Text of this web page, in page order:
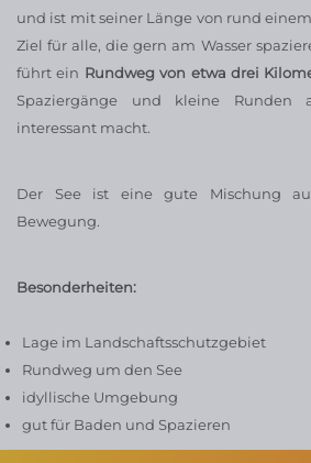
und ist mit seiner Länge von rund
Ziel für alle, die gern am Wasser
führt ein Rundweg von etwa drei
Spaziergänge und kleine
interessant macht.
Der See ist eine gute Mischung
Bewegung.
Besonderheiten:
Lage im Landschaftsschutzgebiet
Rundweg um den See
idyllische Umgebung
gut für Baden und Spazieren